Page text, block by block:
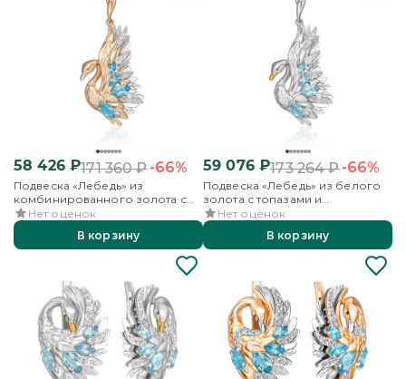
58 426₽171 360₽-66%
Подвеска «Лебедь» из
комбинированного золота с
топазами и бесцветными
топазами
Нет оценок
В корзину
59 076₽173 264₽-66%
Подвеска «Лебедь» из белого
золота с топазами и
бесцветными топазами
Нет оценок
В корзину